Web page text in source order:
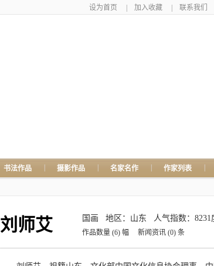
设为首页 加入收藏 联系我们
书法作品 摄影作品 名家名作 作家列表
刘师艾 国画 地区：山东 人气指数：8231
作品数量 (6) 幅 新闻资讯 (0) 条